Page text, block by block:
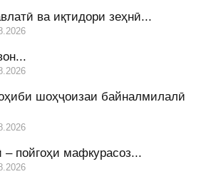
ва иқтидори зеҳнӣ...
шоҳҷоизаи байналмилалӣ
пойгоҳи мафкурасоз...